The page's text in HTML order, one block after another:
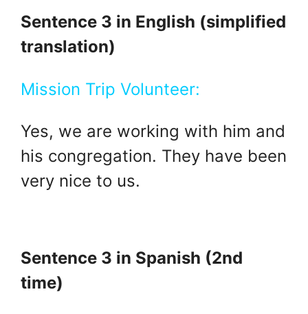
Sentence 3 in English (simplified
translation)
Mission Trip Volunteer:
Yes, we are working with him and
his congregation. They have been
very nice to us.
Sentence 3 in Spanish (2nd
time)